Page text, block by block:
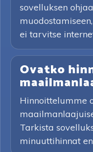
sovelluksen
ei tarvitse
Ovatko
Hinnoittelumme
Tarkista
minuuttihinnat